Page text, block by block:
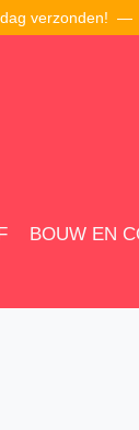
verzonden!
BOUW EN